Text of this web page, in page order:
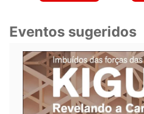
Eventos sugeridos